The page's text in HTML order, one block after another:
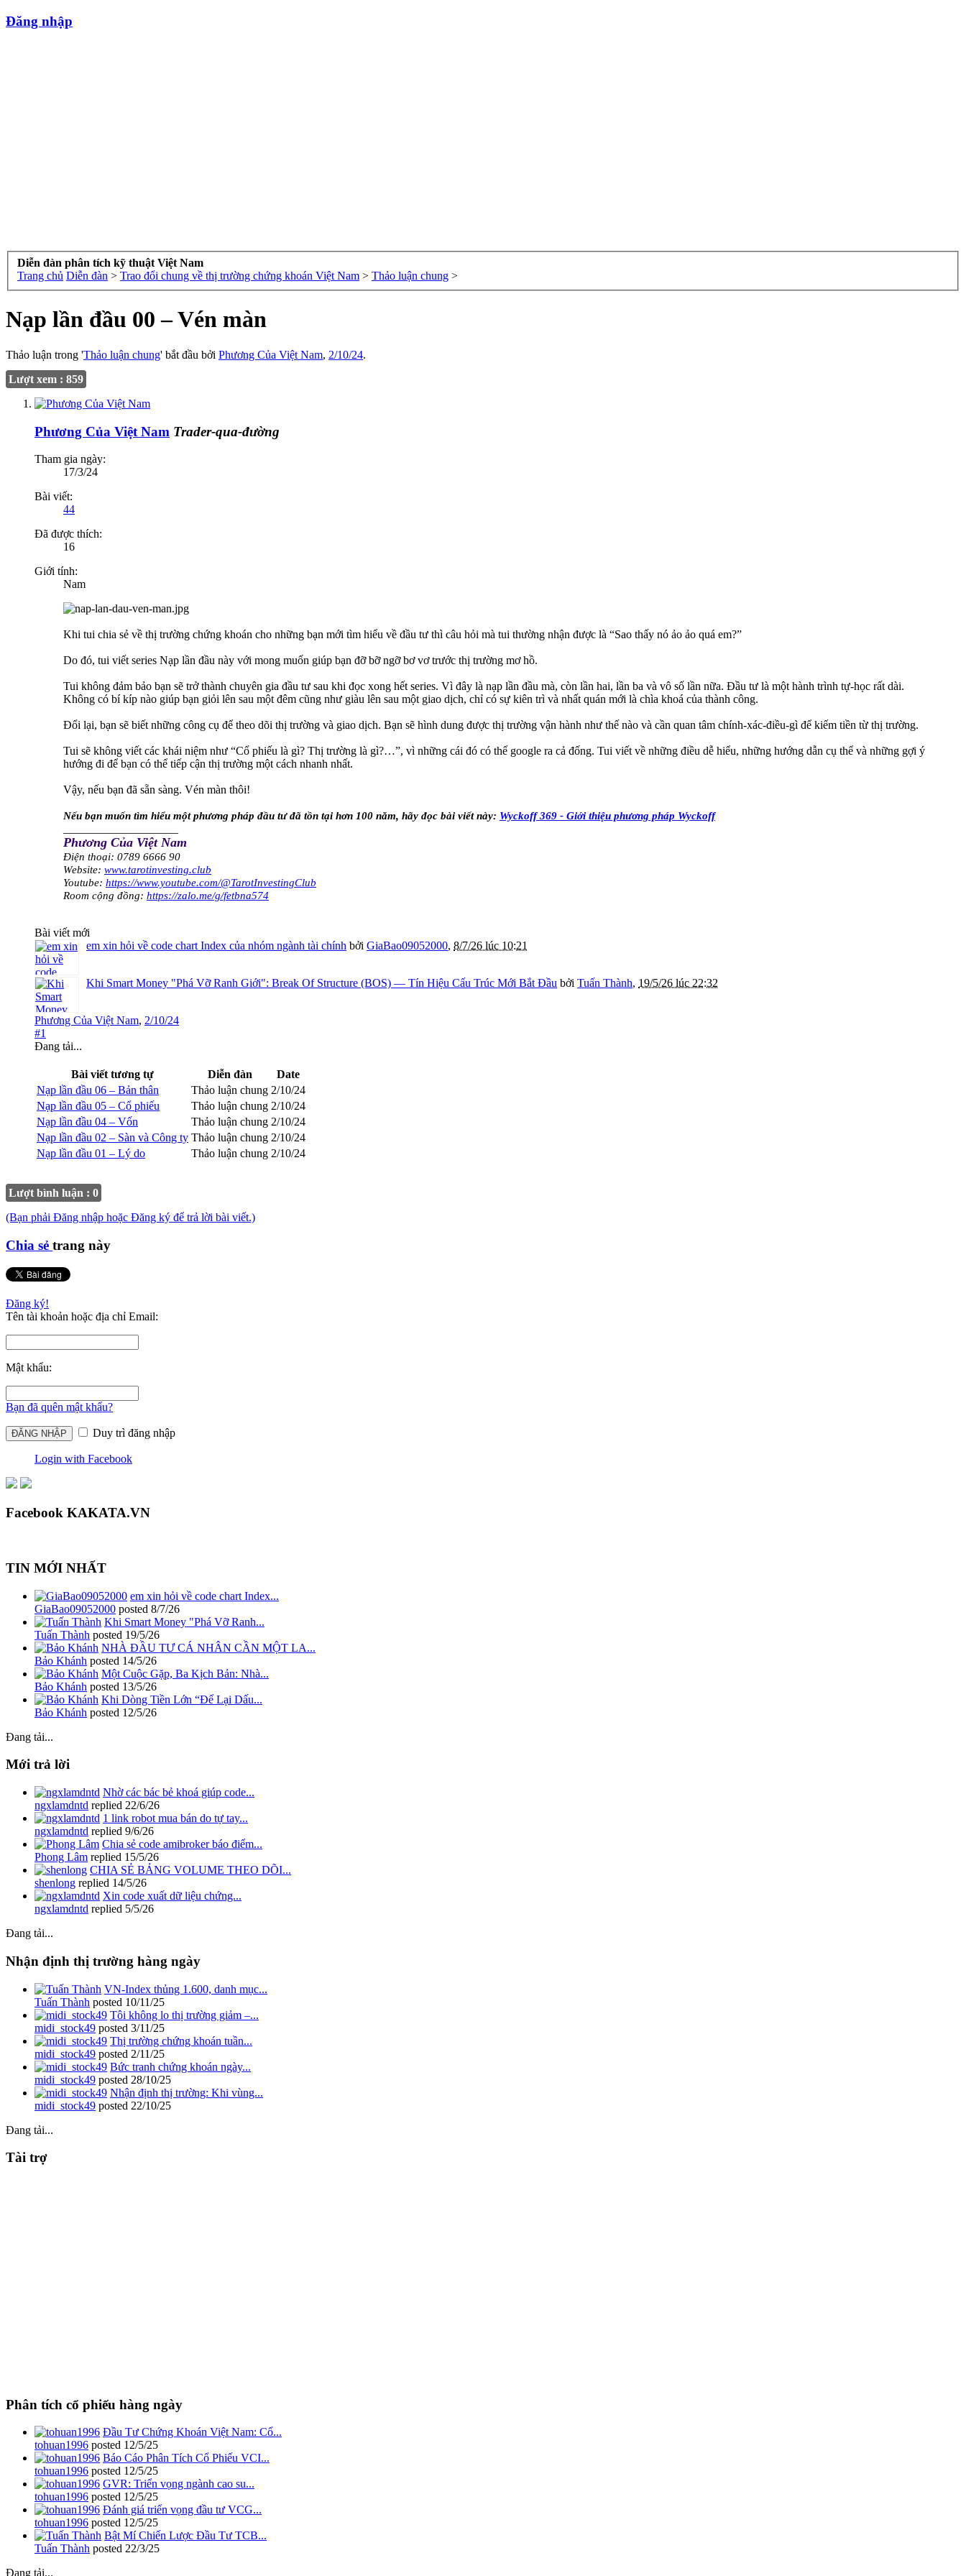
Đăng nhập
Diễn đàn phân tích kỹ thuật Việt Nam
Trang chủ Diễn đàn > Trao đổi chung về thị trường chứng khoán Việt Nam > Thảo luận chung >
Nạp lần đầu 00 – Vén màn
Thảo luận trong 'Thảo luận chung' bắt đầu bởi Phương Của Việt Nam, 2/10/24.
Lượt xem : 859
Phương Của Việt Nam Trader-qua-đường
Tham gia ngày:
17/3/24
Bài viết:
44
Đã được thích:
16
Giới tính:
Nam
Khi tui chia sẻ về thị trường chứng khoán cho những bạn mới tìm hiểu về đầu tư thì câu hỏi mà tui thường nhận được là “Sao thấy nó ảo ảo quá em?”
Do đó, tui viết series Nạp lần đầu này với mong muốn giúp bạn đỡ bỡ ngỡ bơ vơ trước thị trường mơ hồ.
Tui không đảm bảo bạn sẽ trở thành chuyên gia đầu tư sau khi đọc xong hết series. Vì đây là nạp lần đầu mà, còn lần hai, lần ba và vô số lần nữa. Đầu tư là một hành trình tự-học rất dài.
Không có bí kíp nào giúp bạn giỏi lên sau một đêm cũng như giàu lên sau một giao dịch, chỉ có sự kiên trì và nhất quán mới là chìa khoá của thành công.
Đổi lại, bạn sẽ biết những công cụ để theo dõi thị trường và giao dịch. Bạn sẽ hình dung được thị trường vận hành như thế nào và cần quan tâm chính-xác-điều-gì để kiếm tiền từ thị trường.
Tui sẽ không viết các khái niệm như “Cổ phiếu là gì? Thị trường là gì?…”, vì những cái đó có thể google ra cả đống. Tui viết về những điều dễ hiểu, những hướng dẫn cụ thể và những gợi ý
hướng đi để bạn có thể tiếp cận thị trường một cách nhanh nhất.
Vậy, nếu bạn đã sẵn sàng. Vén màn thôi!
Nếu bạn muốn tìm hiểu một phương pháp đầu tư đã tồn tại hơn 100 năm, hãy đọc bài viết này: Wyckoff 369 - Giới thiệu phương pháp Wyckoff
Phương Của Việt Nam
Điện thoại: 0789 6666 90
Website: www.tarotinvesting.club
Youtube: https://www.youtube.com/@TarotInvestingClub
Room cộng đồng: https://zalo.me/g/fetbna574
Bài viết mới
em xin hỏi về code chart Index của nhóm ngành tài chính bởi GiaBao09052000, 8/7/26 lúc 10:21
Khi Smart Money "Phá Vỡ Ranh Giới": Break Of Structure (BOS) — Tín Hiệu Cấu Trúc Mới Bắt Đầu bởi Tuấn Thành, 19/5/26 lúc 22:32
Phương Của Việt Nam, 2/10/24
#1
Đang tải...
Bài viết tương tự Diễn đàn
Date
Nạp lần đầu 06 – Bản thân
Thảo luận chung 2/10/24
Nạp lần đầu 05 – Cổ phiếu
Thảo luận chung 2/10/24
Nạp lần đầu 04 – Vốn
Thảo luận chung 2/10/24
Nạp lần đầu 02 – Sàn và Công ty Thảo luận chung 2/10/24
Nạp lần đầu 01 – Lý do
Thảo luận chung 2/10/24
Lượt bình luận : 0
(Bạn phải Đăng nhập hoặc Đăng ký để trả lời bài viết.)
Chia sẻ trang này
Đăng ký!
Tên tài khoản hoặc địa chỉ Email:
Mật khẩu:
Bạn đã quên mật khẩu?
Duy trì đăng nhập
Login with Facebook
Facebook KAKATA.VN
TIN MỚI NHẤT
em xin hỏi về code chart Index...
GiaBao09052000 posted 8/7/26
Khi Smart Money "Phá Vỡ Ranh...
Tuấn Thành posted 19/5/26
NHÀ ĐẦU TƯ CÁ NHÂN CẦN MỘT LA...
Bảo Khánh posted 14/5/26
Một Cuộc Gặp, Ba Kịch Bản: Nhà...
Bảo Khánh posted 13/5/26
Khi Dòng Tiền Lớn “Để Lại Dấu...
Bảo Khánh posted 12/5/26
Đang tải...
Mới trả lời
Nhờ các bác bẻ khoá giúp code...
ngxlamdntd replied 22/6/26
1 link robot mua bán do tự tay...
ngxlamdntd replied 9/6/26
Chia sẻ code amibroker báo điểm...
Phong Lâm replied 15/5/26
CHIA SẺ BẢNG VOLUME THEO DÕI...
shenlong replied 14/5/26
Xin code xuất dữ liệu chứng...
ngxlamdntd replied 5/5/26
Đang tải...
Nhận định thị trường hàng ngày
VN-Index thủng 1.600, danh mục...
Tuấn Thành posted 10/11/25
Tôi không lo thị trường giảm –...
midi_stock49 posted 3/11/25
Thị trường chứng khoán tuần...
midi_stock49 posted 2/11/25
Bức tranh chứng khoán ngày...
midi_stock49 posted 28/10/25
Nhận định thị trường: Khi vùng...
midi_stock49 posted 22/10/25
Đang tải...
Tài trợ
Phân tích cổ phiếu hàng ngày
Đầu Tư Chứng Khoán Việt Nam: Cổ...
tohuan1996 posted 12/5/25
Báo Cáo Phân Tích Cổ Phiếu VCI...
tohuan1996 posted 12/5/25
GVR: Triển vọng ngành cao su...
tohuan1996 posted 12/5/25
Đánh giá triển vọng đầu tư VCG...
tohuan1996 posted 12/5/25
Bật Mí Chiến Lược Đầu Tư TCB...
Tuấn Thành posted 22/3/25
Đang tải...